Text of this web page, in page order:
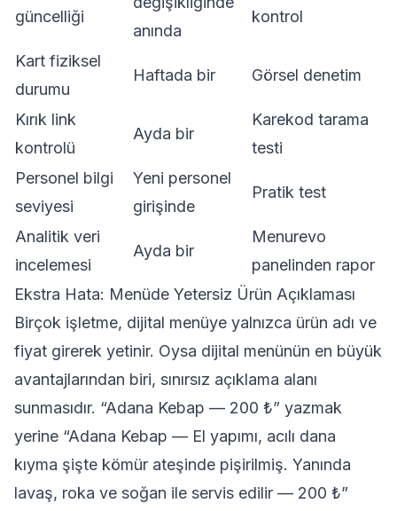
güncelliği
anında
kontrol
Kart fiziksel
durumu
Haftada bir Görsel denetim
Kırık link
kontrolü
Ayda bir
Karekod tarama
testi
Personel bilgi
seviyesi
Yeni personel
girişinde
Pratik test
Analitik veri
incelemesi
Ayda bir
Menurevo
panelinden rapor
Ekstra Hata: Menüde Yetersiz Ürün Açıklaması
Birçok işletme, dijital menüye yalnızca ürün adı ve
fiyat girerek yetinir. Oysa dijital menünün en büyük
avantajlarından biri, sınırsız açıklama alanı
sunmasıdır. “Adana Kebap — 200 ₺” yazmak
yerine “Adana Kebap — El yapımı, acılı dana
kıyma şişte kömür ateşinde pişirilmiş. Yanında
lavaş, roka ve soğan ile servis edilir — 200 ₺”